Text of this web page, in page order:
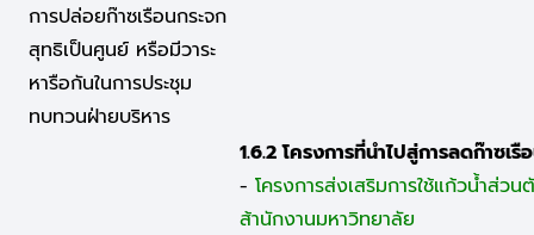
การปล่อยก๊าซเรือนกระจก
สุทธิเป็นศูนย์ หรือมีวาระ
หารือกันในการประชุม
ทบทวนฝ่ายบริหาร
1.6.2 โครงการที่นำไปสู่การลดก๊าซเ
- โครงการส่งเสริมการใช้แก้วน้ำส่ว
ส้านักงานมหาวิทยาลัย